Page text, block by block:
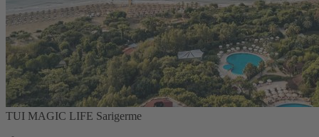
TUI MAGIC LIFE Sarigerme